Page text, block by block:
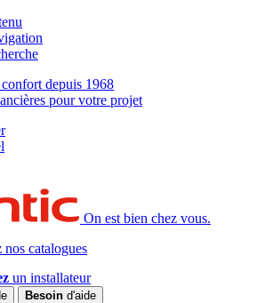
depuis 1968
pour votre projet
On est bien chez vous.
nos catalogues
un installateur
Besoin d'aide